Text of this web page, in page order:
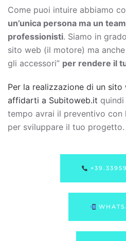
Come puoi intuire abbiamo
un’unica persona ma un
professionisti. Siamo in
sito web (il motore) ma
gli accessori” per rendere il
Per la realizzazione di un
affidarti a Subitoweb.it
tempo avrai il preventivo con
per sviluppare il tuo